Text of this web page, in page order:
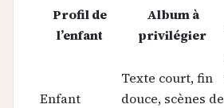
Profil de
l’enfant
Album à
privilégier
Enfant
Texte court, fin
douce, scènes de